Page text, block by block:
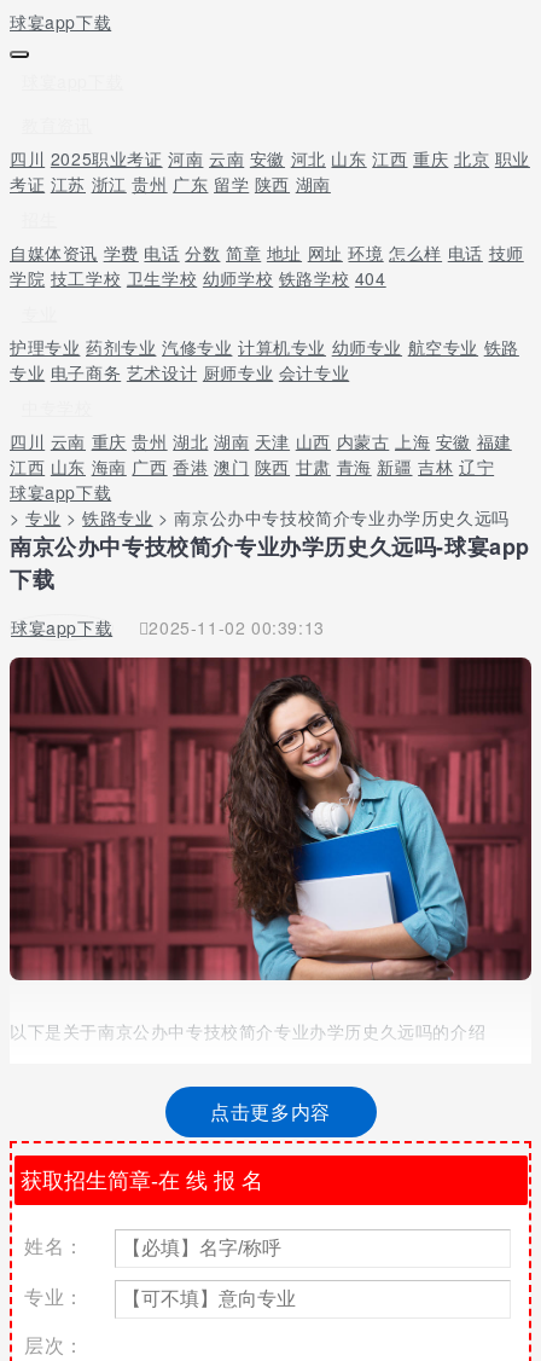
球宴app下载
四川 2025职业考证 河南 云南 安徽 河北 山东 江西 重庆 北京 职业
考证 江苏 浙江 贵州 广东 留学 陕西 湖南
自媒体资讯 学费 电话 分数 简章 地址 网址 环境 怎么样 电话 技师
学院 技工学校 卫生学校 幼师学校 铁路学校 404
护理专业 药剂专业 汽修专业 计算机专业 幼师专业 航空专业 铁路
专业 电子商务 艺术设计 厨师专业 会计专业
四川 云南 重庆 贵州 湖北 湖南 天津 山西 内蒙古 上海 安徽 福建
江西 山东 海南 广西 香港 澳门 陕西 甘肃 青海 新疆 吉林 辽宁
球宴app下载
>专业 >铁路专业 > 南京公办中专技校简介专业办学历史久远吗
南京公办中专技校简介专业办学历史久远吗-球宴app
下载
球宴app下载 2025-11-02 00:39:13
以下是关于南京公办中专技校简介专业办学历史久远吗的介绍
三的确定学校适不适合自己报读，确定适合了，才会着手报读事
宜，老师为了大家能够了解更多学校信息，下面是老师为大家做的
整理，来看看吧！
南京公办中专技校紧紧围绕技能并举、文技兼修的办学理念，围绕
依法治校、制度管校、技能立校、文化兴校、科研强校的办学思
想，以育现代学子、铸同心辉煌为办学使命，以培养学生5合格 1特
长为育人目标，以吃亏在前、不图享乐、敢为人先、争创品牌的办
学精神，培养了数以万计的毕业生投入到各行各业的建设中，学生
就业率达95％以上。现在，学校正朝着创建立足大方、服务全国、
市内一流、省内知名的省级示范性中等职业技术学校目标迈进。
点击更多内容
姓名：
专业：
层次：